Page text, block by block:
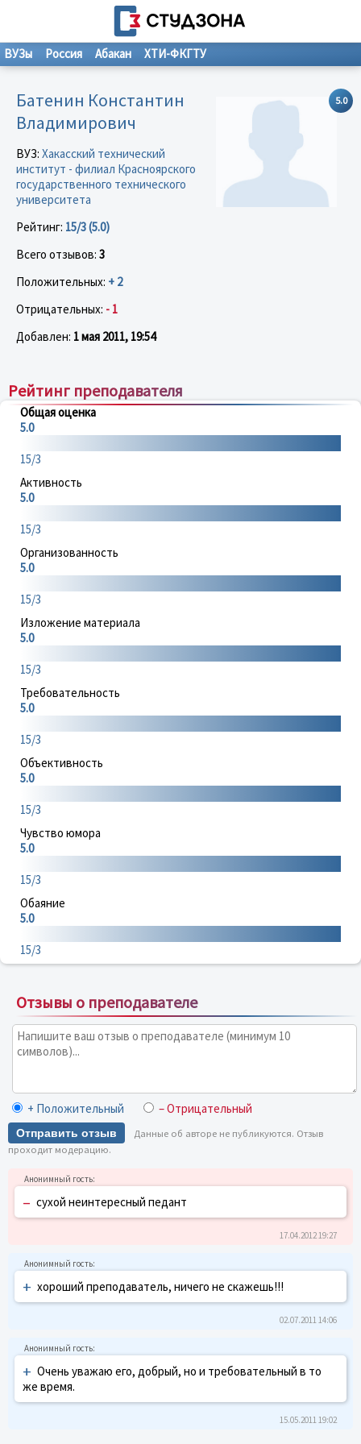
ВУЗы Россия Абакан ХТИ-ФКГТУ
5.0
Батенин Константин
Владимирович
ВУЗ: Хакасский технический
институт - филиал Красноярского
государственного технического
университета
Рейтинг: 15/3 (5.0)
Всего отзывов: 3
Положительных: + 2
Отрицательных: - 1
Добавлен: 1 мая 2011, 19:54
Рейтинг преподавателя
Общая оценка
5.0
15/3
Активность
5.0
15/3
Организованность
5.0
15/3
Изложение материала
5.0
15/3
Требовательность
5.0
15/3
Объективность
5.0
15/3
Чувство юмора
5.0
15/3
Обаяние
5.0
15/3
Отзывы о преподавателе
+ Положительный – Отрицательный
Отправить отзыв
Данные об авторе не публикуются. Отзыв
проходит модерацию.
– сухой неинтересный педант
17.04.2012 19:27
+ хороший преподаватель, ничего не скажешь!!!
02.07.2011 14:06
+ Очень уважаю его, добрый, но и требовательный в то
же время.
15.05.2011 19:02